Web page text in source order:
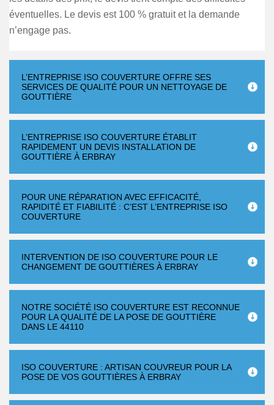
éventuelles. Le devis est 100 % gratuit et la demande
n’engage pas.
L’ENTREPRISE ISO COUVERTURE OFFRE SES
SERVICES DE QUALITÉ POUR UN NETTOYAGE DE
GOUTTIÈRE
L’ENTREPRISE ISO COUVERTURE ÉTABLIT
RAPIDEMENT UN DEVIS INSTALLATION DE
GOUTTIÈRE À ERBRAY
POUR UNE RÉPARATION AVEC EFFICACITÉ,
RAPIDITÉ ET FIABILITÉ : C’EST L’ENTREPRISE ISO
COUVERTURE
INTERVENTION DE ISO COUVERTURE POUR LE
CHANGEMENT DE GOUTTIÈRES À ERBRAY
NOTRE SOCIÉTÉ ISO COUVERTURE EST RECONNUE
POUR LA QUALITÉ DE LA POSE DE GOUTTIÈRE
DANS LE 44110
ISO COUVERTURE : ARTISAN COUVREUR POUR LA
POSE DE VOS GOUTTIÈRES À ERBRAY